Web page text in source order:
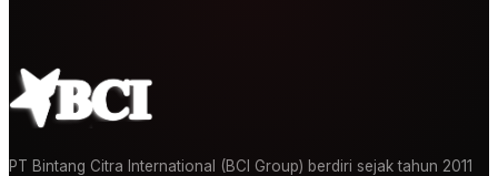
PT Bintang Citra International (BCI Group) berdiri sejak tahun 2011